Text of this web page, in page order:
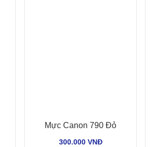
Mực Canon 790 Đỏ
300.000 VNĐ